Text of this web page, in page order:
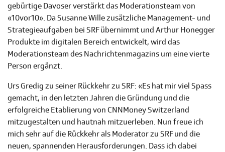
gebürtige Davoser verstärkt das Moderationsteam von
«10vor10». Da Susanne Wille zusätzliche Management- und
Strategieaufgaben bei SRF übernimmt und Arthur Honegger
Produkte im digitalen Bereich entwickelt, wird das
Moderationsteam des Nachrichtenmagazins um eine vierte
Person ergänzt.
Urs Gredig zu seiner Rückkehr zu SRF: «Es hat mir viel Spass
gemacht, in den letzten Jahren die Gründung und die
erfolgreiche Etablierung von CNNMoney Switzerland
mitzugestalten und hautnah mitzuerleben. Nun freue ich
mich sehr auf die Rückkehr als Moderator zu SRF und die
neuen, spannenden Herausforderungen. Dass ich dabei